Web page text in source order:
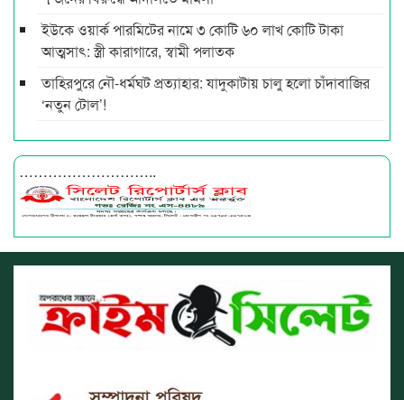
ইউকে ওয়ার্ক পারমিটের নামে ৩ কোটি ৬০ লাখ কোটি টাকা
আত্মসাৎ: স্ত্রী কারাগারে, স্বামী পলাতক
তাহিরপুরে নৌ-ধর্মঘট প্রত্যাহার: যাদুকাটায় চালু হলো চাঁদাবাজির
‘নতুন টোল’!
………………………..